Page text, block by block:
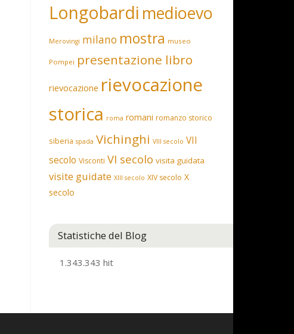
Longobardi medioevo
Merovingi milano mostra museo
Pompei presentazione libro
rievocazione rievocazione
storica roma romani romanzo storico
siberia spada Vichinghi VIII secolo VII
secolo Visconti VI secolo visita guidata
visite guidate XIII secolo XIV secolo X
secolo
Statistiche del Blog
1.343.343 hit